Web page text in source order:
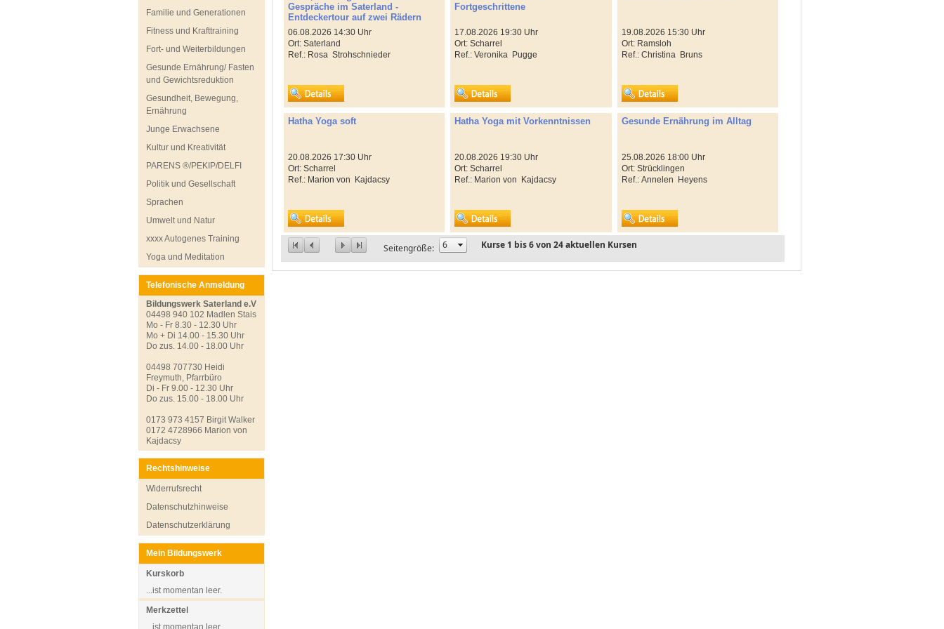
Familie und Generationen
Fitness und Krafttraining
Fort- und Weiterbildungen
Gesunde Ernährung/ Fasten
und Gewichtsreduktion
Gesundheit, Bewegung,
Ernährung
Junge Erwachsene
Kultur und Kreativität
PARENS ®/PEKIP/DELFI
Politik und Gesellschaft
Sprachen
Umwelt und Natur
xxxx Autogenes Training
Yoga und Meditation
Telefonische Anmeldung
Bildungswerk Saterland e.V
04498 940 102 Madlen Stais
Mo - Fr 8.30 - 12.30 Uhr
Mo + Di 14.00 - 15.30 Uhr
Do zus. 14.00 - 18.00 Uhr
04498 707730 Heidi
Freymuth, Pfarrbüro
Di - Fr 9.00 - 12.30 Uhr
Do zus. 15.00 - 18.00 Uhr
0173 973 4157 Birgit Walker
0172 4728966 Marion von
Kajdacsy
Rechtshinweise
Widerrufsrecht
Datenschutzhinweise
Datenschutzerklärung
Mein Bildungswerk
Kurskorb
...ist momentan leer.
Merkzettel
...ist momentan leer.
Gespräche im Saterland -
Entdeckertour auf zwei Rädern
06.08.2026 14:30 Uhr
Ort: Saterland
Ref.: Rosa Strohschnieder
Fortgeschrittene
17.08.2026 19:30 Uhr
Ort: Scharrel
Ref.: Veronika Pugge
19.08.2026 15:30 Uhr
Ort: Ramsloh
Ref.: Christina Bruns
Hatha Yoga soft
20.08.2026 17:30 Uhr
Ort: Scharrel
Ref.: Marion von Kajdacsy
Hatha Yoga mit Vorkenntnissen
20.08.2026 19:30 Uhr
Ort: Scharrel
Ref.: Marion von Kajdacsy
Gesunde Ernährung im Alltag
25.08.2026 18:00 Uhr
Ort: Strücklingen
Ref.: Annelen Heyens
Seitengröße: Kurse 1 bis6von 24aktuellen Kursen